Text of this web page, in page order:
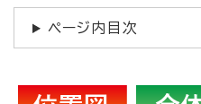
ページ内目次